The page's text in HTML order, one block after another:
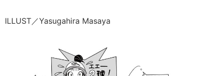
ILLUST／Yasugahira Masaya